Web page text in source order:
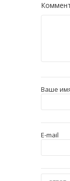
Ваше
E-mail